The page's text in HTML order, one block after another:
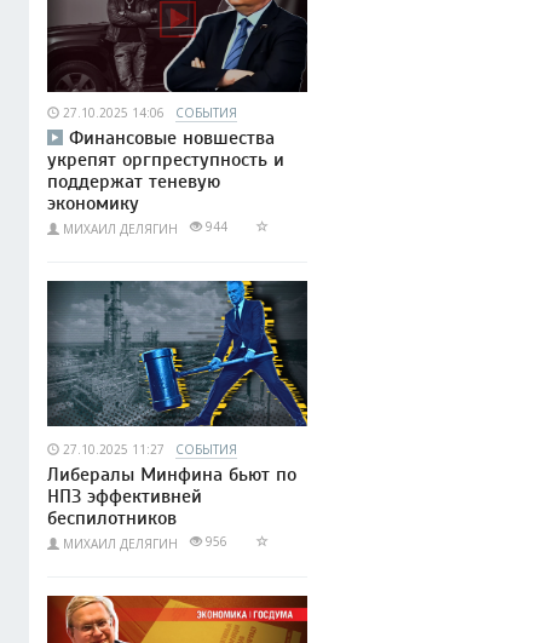
27.10.2025 14:06 СОБЫТИЯ
Финансовые новшества
укрепят оргпреступность и
поддержат теневую
экономику
МИХАИЛ ДЕЛЯГИН 944
27.10.2025 11:27 СОБЫТИЯ
Либералы Минфина бьют по
НПЗ эффективней
беспилотников
МИХАИЛ ДЕЛЯГИН 956